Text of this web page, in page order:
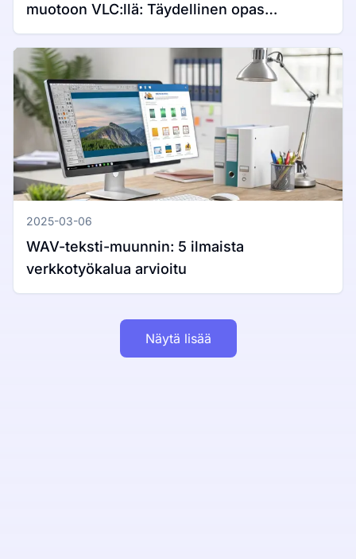
muotoon VLC:llä: Täydellinen opas
Windowsille ja Macille
2025-03-06
WAV-teksti-muunnin: 5 ilmaista
verkkotyökalua arvioitu
Näytä lisää